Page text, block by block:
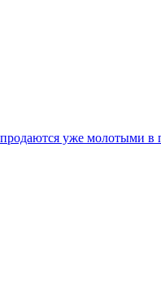
уже молотыми в